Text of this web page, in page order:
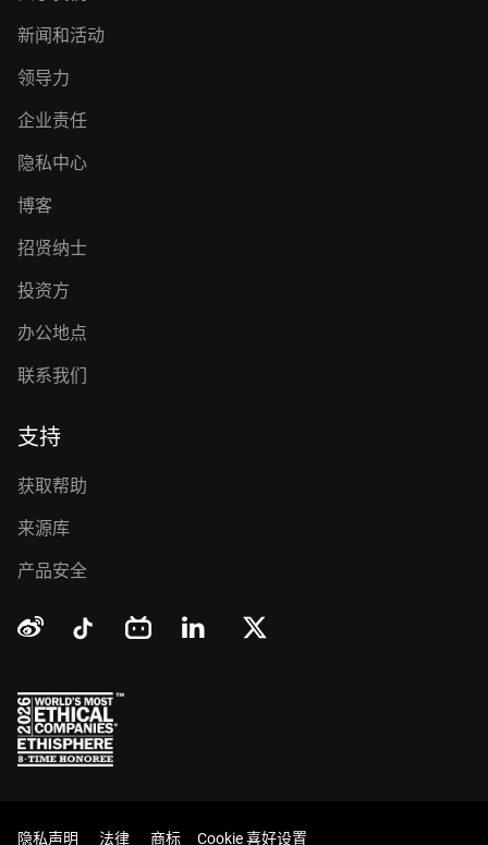
新闻和活动
领导力
企业责任
隐私中心
博客
招贤纳士
投资方
办公地点
联系我们
支持
获取帮助
来源库
产品安全
隐私声明 法律 商标 Cookie 喜好设置